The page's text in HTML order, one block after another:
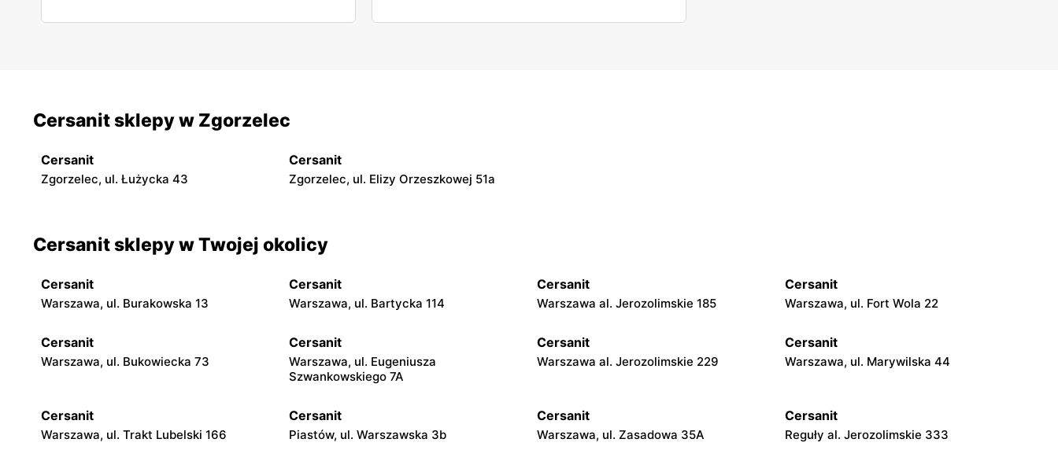
nowoczesnej, funkcjonalnej łazienki - od płytek, przez
Cersanit sklepy w Zgorzelec
Cersanit
Zgorzelec, ul. Łużycka 43
Cersanit
Zgorzelec, ul. Elizy Orzeszkowej 51a
Cersanit sklepy w Twojej okolicy
Cersanit
Warszawa, ul. Burakowska 13
Cersanit
Warszawa, ul. Bartycka 114
Cersanit
Warszawa al. Jerozolimskie 185
Cersanit
Warszawa, ul. Fort Wola 22
Cersanit
Warszawa, ul. Bukowiecka 73
Cersanit
Warszawa, ul. Eugeniusza
Szwankowskiego 7A
Cersanit
Warszawa al. Jerozolimskie 229
Cersanit
Warszawa, ul. Marywilska 44
Cersanit
Warszawa, ul. Trakt Lubelski 166
Cersanit
Piastów, ul. Warszawska 3b
Cersanit
Warszawa, ul. Zasadowa 35A
Cersanit
Reguły al. Jerozolimskie 333